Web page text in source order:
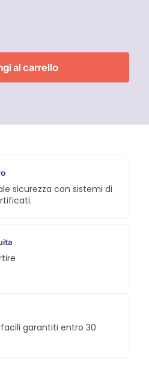
al carrello
sicurezza con sistemi di
garantiti entro 30